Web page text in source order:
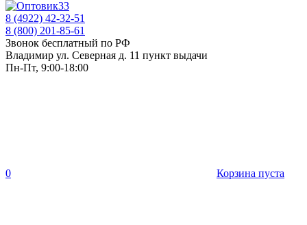
8 (4922) 42-32-51
8 (800) 201-85-61
Звонок бесплатный по РФ
Владимир ул. Северная д. 11 пункт выдачи
Пн-Пт, 9:00-18:00
0 Корзина пуста